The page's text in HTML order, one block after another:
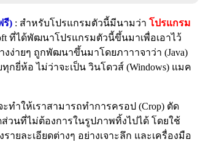
รี) : สำหรับโปรแกรมตัวนี้มีนามว่า โปรแกรม
ที่ได้พัฒนาโปรแกรมตัวนี้ขึ้นมาเพื่อเอาไว้
งง่ายๆ ถูกพัฒนาขึ้นมาโดยภาาาจาว่า (Java)
ยี่ห้อ ไม่ว่าจะเป็น วินโดวส์ (Windows) แมค
ทำให้เราสามารถทำการครอป (Crop) ตัด
วนที่ไม่ต้องการในรูปภาพทิ้งไปได้ โดยใช้
ยละเอียดต่างๆ อย่างเจาะลึก และเครื่องมือ